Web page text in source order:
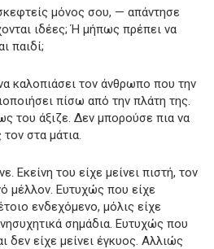
μόνος σου, — απάντησε
ιδέες; Ή μήπως πρέπει να
παιδί;
καλοπιάσει τον άνθρωπο που την
πίσω από την πλάτη της.
του άξιζε. Δεν μπορούσε πια να
στα μάτια.
Εκείνη του είχε μείνει πιστή, τον
μέλλον. Ευτυχώς που είχε
ενδεχόμενο, μόλις είχε
σημάδια. Ευτυχώς που
δεν είχε μείνει έγκυος. Αλλιώς